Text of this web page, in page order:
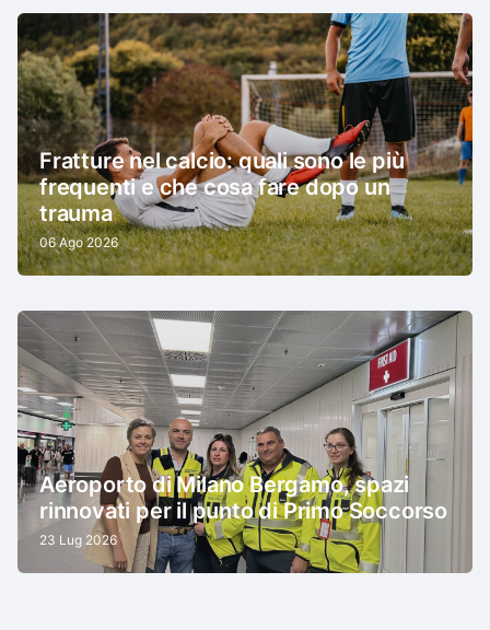
Fratture nel calcio: quali sono le più
frequenti e che cosa fare dopo un
trauma
06 Ago 2026
Aeroporto di Milano Bergamo, spazi
rinnovati per il punto di Primo Soccorso
23 Lug 2026